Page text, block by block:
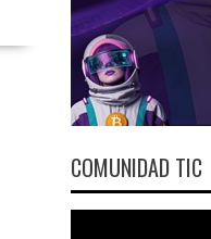
COMUNIDAD TIC